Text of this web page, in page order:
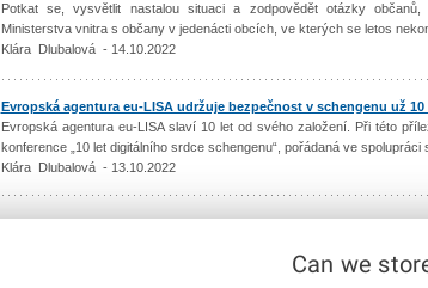
Potkat se, vysvětlit nastalou situaci a zodpovědět otázky
Ministerstva vnitra s občany v jedenácti obcích, ve kterých se letos
Klára Dlubalová - 14.10.2022
Evropská agentura eu-LISA udržuje bezpečnost v schengenu už 10
Evropská agentura eu-LISA slaví 10 let od svého založení. Při této
konference „10 let digitálního srdce schengenu“, pořádaná ve spolupráci
Klára Dlubalová - 13.10.2022
39 40 41 42 43
Can we